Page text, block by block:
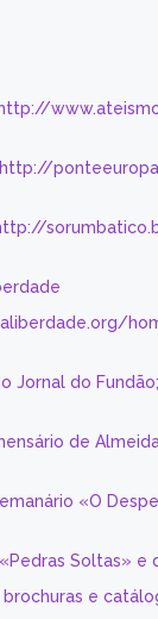
http://
Jornal do Fundão;
de
«O
Soltas» e
brochuras e